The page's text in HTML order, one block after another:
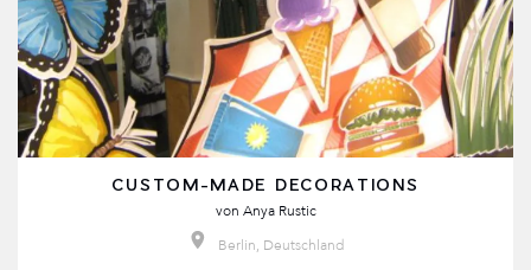
CUSTOM-MADE DECORATIONS
von Anya Rustic
Berlin, Deutschland